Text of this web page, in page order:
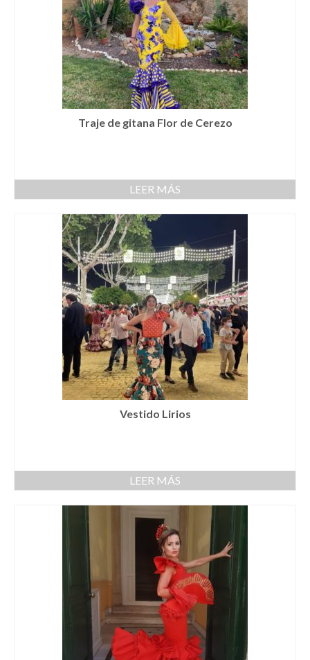
Trajes de Comunion
Traje de comunión ibicenco de lino
Conjunto de 3 piezas de Comunion
Traje de comunión ibicenco de lino con
cuello Mao de color celeste
Can Can Comunion
Arras
Complementos Ceremonia
Calzado para Ceremonia
Pijamas
Traje de bautismo
Vestidos niña
Bolsos
Cestas
Cinturones
Colgantes
Collares y gargantillas
Traje de gitana Flor de Cerezo
LEER MÁS
Vestido Lirios
LEER MÁS